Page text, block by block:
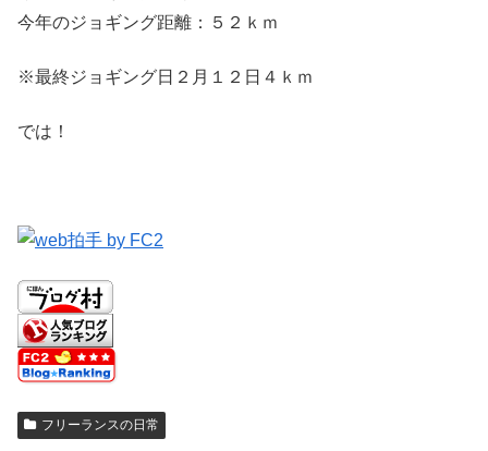
今年のジョギング距離：５２ｋｍ
※最終ジョギング日２月１２日４ｋｍ
では！
フリーランスの日常